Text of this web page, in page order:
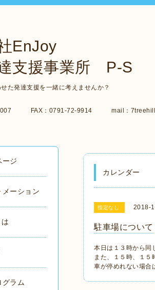
EnJoy
支援事業所 P-S
た発達支援を一緒に考えませんか？
7007 FAX：0791-72-9914 mail：
カレンダー
指定なし 2018-
駐車場について
本日は１３時から同
また、１５時、１５
車が停めれない場合
ージ
メーション
グラム